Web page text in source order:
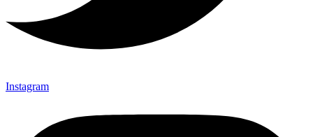
Instagram